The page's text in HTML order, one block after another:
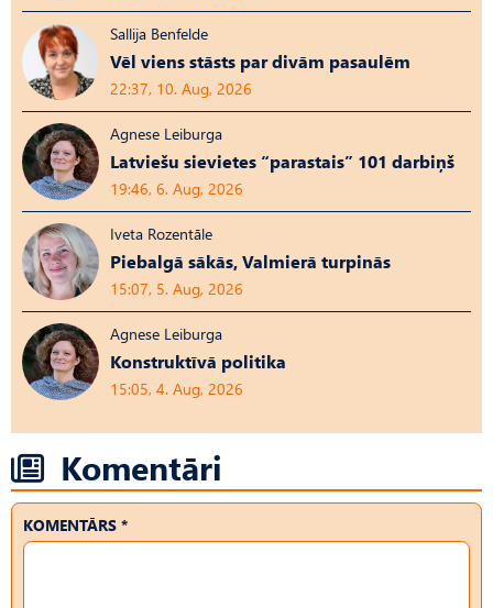
Sallija Benfelde
Vēl viens stāsts par divām pasaulēm
22:37, 10. Aug, 2026
Agnese Leiburga
Latviešu sievietes “parastais” 101 darbiņš
19:46, 6. Aug, 2026
Iveta Rozentāle
Piebalgā sākās, Valmierā turpinās
15:07, 5. Aug, 2026
Agnese Leiburga
Konstruktīvā politika
15:05, 4. Aug, 2026
Komentāri
KOMENTĀRS *